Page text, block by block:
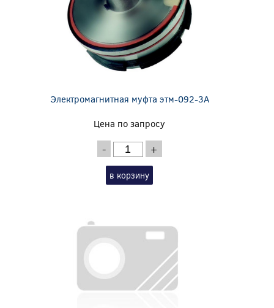
Электромагнитная муфта этм-092-3А
Цена по запросу
- +
в корзину